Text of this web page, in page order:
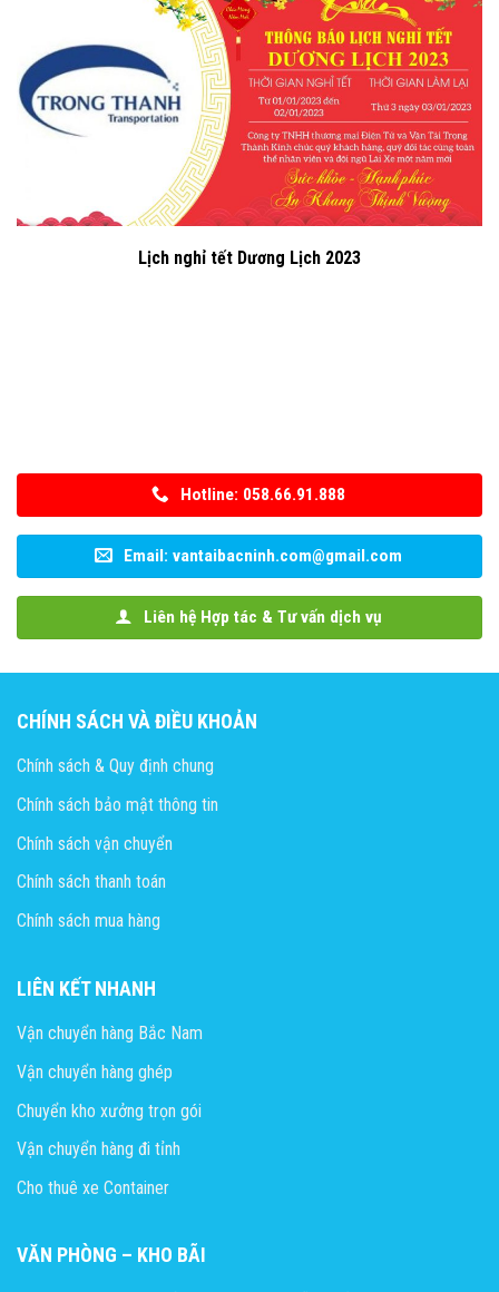
Lịch nghỉ tết Dương Lịch 2023
Hotline: 058.66.91.888
Email: vantaibacninh.com@gmail.com
Liên hệ Hợp tác & Tư vấn dịch vụ
CHÍNH SÁCH VÀ ĐIỀU KHOẢN
Chính sách & Quy định chung
Chính sách bảo mật thông tin
Chính sách vận chuyển
Chính sách thanh toán
Chính sách mua hàng
LIÊN KẾT NHANH
Vận chuyển hàng Bắc Nam
Vận chuyển hàng ghép
Chuyển kho xưởng trọn gói
Vận chuyển hàng đi tỉnh
Cho thuê xe Container
VĂN PHÒNG – KHO BÃI